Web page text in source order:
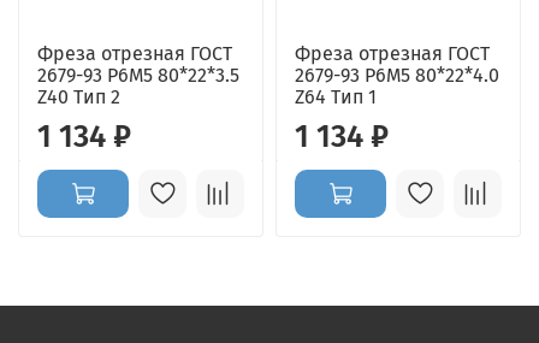
Фреза отрезная ГОСТ
2679-93 Р6М5 80*22*3.5
Z40 Тип 2
1 134 ₽
Фреза отрезная ГОСТ
2679-93 Р6М5 80*22*4.0
Z64 Тип 1
1 134 ₽